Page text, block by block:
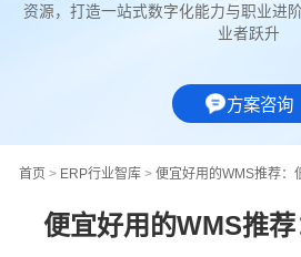
资源，打造一站式数字化能力与职业进
业者跃升
方案咨询
首页 > ERP行业智库 > 便宜好用的WMS推荐：
便宜好用的WMS推